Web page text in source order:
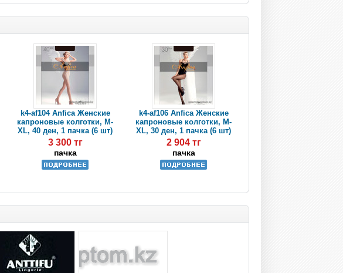
k4-af104 Anfica Женские
капроновые колготки, M-
XL, 40 ден, 1 пачка (6 шт)
3 300 тг
пачка
k4-af106 Anfica Женские
капроновые колготки, M-
XL, 30 ден, 1 пачка (6 шт)
2 904 тг
пачка